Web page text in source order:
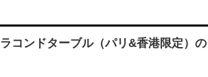
コンドターブル（パリ&香港限定）の